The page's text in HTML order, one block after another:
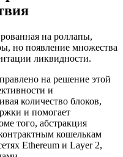
на роллапы,
но появление множества
ликвидности.
на решение этой
и
количество блоков,
и помогает
того, абстракция
кошелькам
Ethereum и Layer 2,